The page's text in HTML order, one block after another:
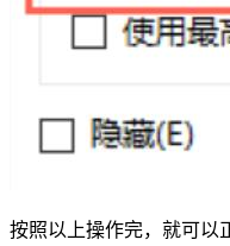
按照以上操作完，就可以